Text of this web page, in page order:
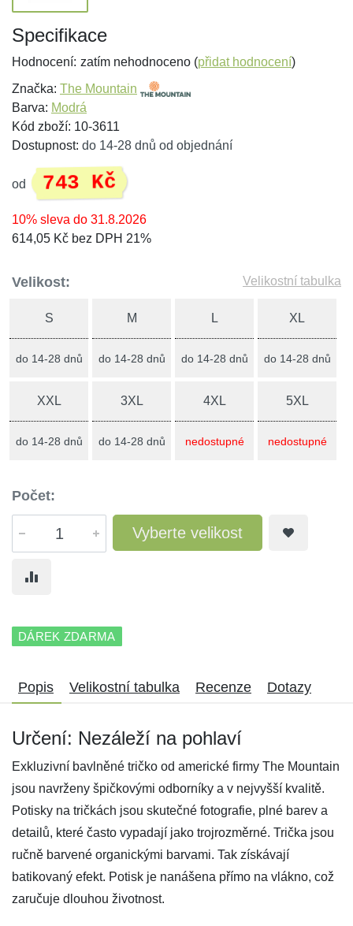
Specifikace
Hodnocení: zatím nehodnoceno (přidat hodnocení)
Značka: The Mountain
Barva: Modrá
Kód zboží: 10-3611
Dostupnost: do 14-28 dnů od objednání
od 743 Kč
10% sleva do 31.8.2026
614,05 Kč bez DPH 21%
Velikost: Velikostní tabulka
S
do 14-28 dnů
M
do 14-28 dnů
L
do 14-28 dnů
XL
do 14-28 dnů
XXL
do 14-28 dnů
3XL
do 14-28 dnů
4XL
nedostupné
5XL
nedostupné
Počet:
Vyberte velikost
DÁREK ZDARMA
Popis Velikostní tabulka Recenze Dotazy
Určení: Nezáleží na pohlaví
Exkluzivní bavlněné tričko od americké firmy The Mountain
jsou navrženy špičkovými odborníky a v nejvyšší kvalitě.
Potisky na tričkách jsou skutečné fotografie, plné barev a
detailů, které často vypadají jako trojrozměrné. Trička jsou
ručně barvené organickými barvami. Tak získávají
batikovaný efekt. Potisk je nanášena přímo na vlákno, což
zaručuje dlouhou životnost.